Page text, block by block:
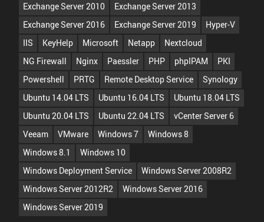
Exchange Server 2010
Exchange Server 2013
Exchange Server 2016
Exchange Server 2019
Hyper-V
IIS
KeyHelp Microsoft Netapp
Nextcloud
NG Firewall
Nginx Paessler PHP phpIPAM
PKI
Powershell
PRTG Remote Desktop Service
Synology
Ubuntu 14.04 LTS
Ubuntu 16.04 LTS
Ubuntu 18.04 LTS
Ubuntu 20.04 LTS
Ubuntu 22.04 LTS
vCenter Server 6
Veeam
VMware Windows 7
Windows 8
Windows 8.1
Windows 10
Windows Deployment Service
Windows Server 2008R2
Windows Server 2012R2
Windows Server 2016
Windows Server 2019